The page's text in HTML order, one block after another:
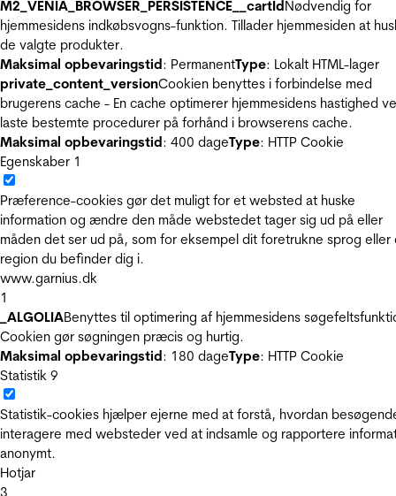
M2_VENIA_BROWSER_PERSISTENCE__cartIdNødvendig for
hjemmesidens indkøbsvogns-funktion. Tillader hjemmesiden at
de valgte produkter.
Maksimal opbevaringstid: PermanentType: Lokalt HTML-lager
private_content_versionCookien benyttes i forbindelse med
brugerens cache - En cache optimerer hjemmesidens hastighed
laste bestemte procedurer på forhånd i browserens cache.
Maksimal opbevaringstid: 400 dageType: HTTP Cookie
Egenskaber 1
Præference-cookies gør det muligt for et websted at huske
information og ændre den måde webstedet tager sig ud på eller
måden det ser ud på, som for eksempel dit foretrukne sprog eller
region du befinder dig i.
www.garnius.dk
1
_ALGOLIABenyttes til optimering af hjemmesidens
Cookien gør søgningen præcis og hurtig.
Maksimal opbevaringstid: 180 dageType: HTTP Cookie
Statistik 9
Statistik-cookies hjælper ejerne med at forstå, hvordan
interagere med websteder ved at indsamle og rapportere
anonymt.
Hotjar
3